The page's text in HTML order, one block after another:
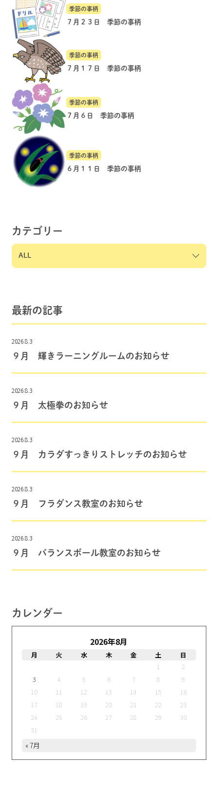
季節の事柄
７月２３日 季節の事柄
季節の事柄
７月１７日 季節の事柄
季節の事柄
７月６日 季節の事柄
季節の事柄
６月１１日 季節の事柄
カテゴリー
最新の記事
2026.8.3
９月 輝きラーニングルームのお知らせ
2026.8.3
９月 太極拳のお知らせ
2026.8.3
９月 カラダすっきりストレッチのお知らせ
2026.8.3
９月 フラダンス教室のお知らせ
2026.8.3
９月 バランスボール教室のお知らせ
カレンダー
2026年8月
月 火 水 木 金 土
日
1
2
3
4 5 6 7 8
9
10
11 12 13 14 15
16
17
18 19 20 21 22
23
24
25 26 27 28 29
30
31
« 7月